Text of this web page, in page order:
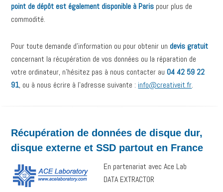
point de dépôt est également disponible à Paris pour plus de
commodité.
Pour toute demande d’information ou pour obtenir un devis gratuit
concernant la récupération de vos données ou la réparation de
votre ordinateur, n’hésitez pas à nous contacter au 04 42 59 22
91, ou à nous écrire à l’adresse suivante : info@creativeit.fr.
Récupération de données de disque dur,
disque externe et SSD partout en France
En partenariat avec Ace Lab
DATA EXTRACTOR